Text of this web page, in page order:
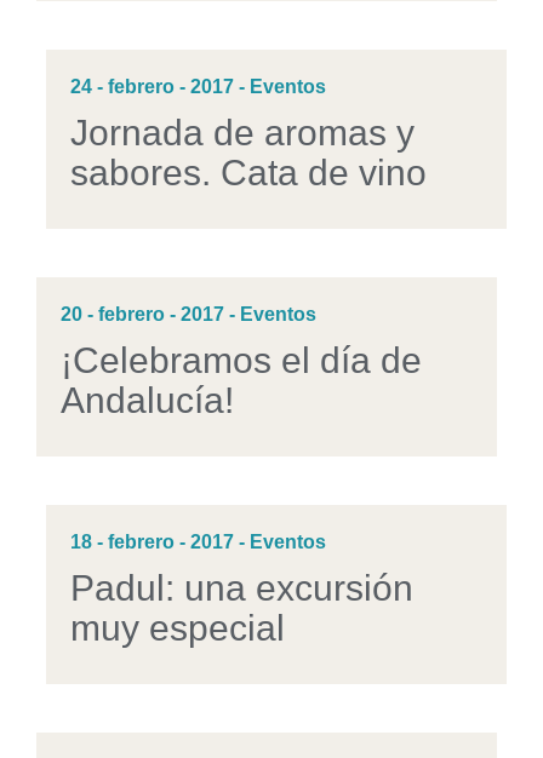
24 - febrero - 2017 - Eventos
Jornada de aromas y
sabores. Cata de vino
20 - febrero - 2017 - Eventos
¡Celebramos el día de
Andalucía!
18 - febrero - 2017 - Eventos
Padul: una excursión
muy especial